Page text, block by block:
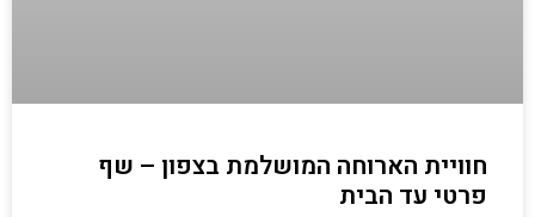
חוויית הארוחה המושלמת בצפון – שף
פרטי עד הבית